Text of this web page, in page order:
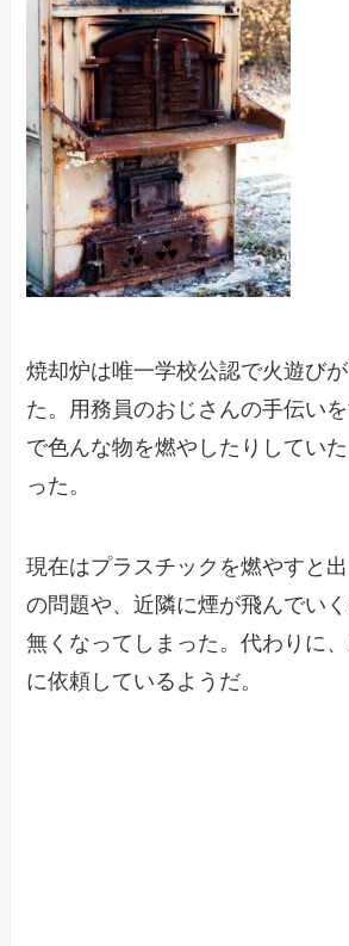
焼却炉は唯一学校公認で火遊び
た。用務員のおじさんの手伝い
で色んな物を燃やしたりしてい
った。
現在はプラスチックを燃やすと
の問題や、近隣に煙が飛んでい
無くなってしまった。代わりに
に依頼しているようだ。